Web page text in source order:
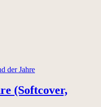
(Softcover,